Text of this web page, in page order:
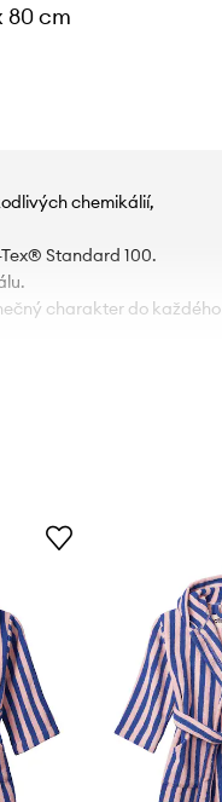
80 cm
chemikálií,
Standard 100.
charakter do každého